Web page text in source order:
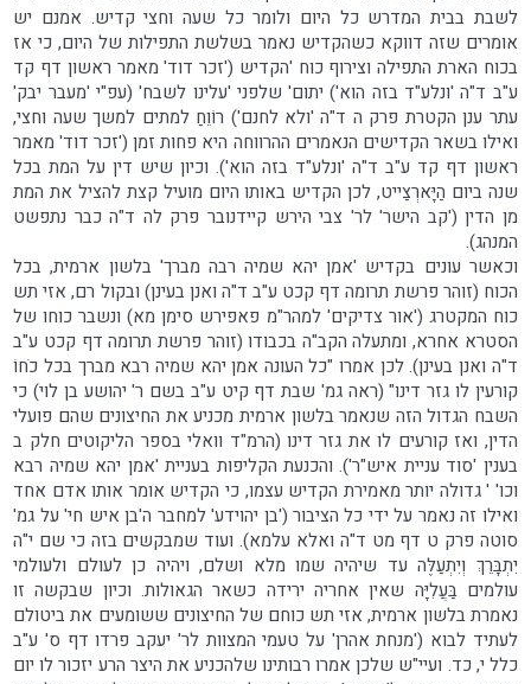
לשבת בבית המדרש כל היום ולומר כל שעה וחצי קדיש. אמנם יש
אומרים שזה דווקא כשהקדיש נאמר בשלשת התפילות של היום, כי אז
בכוח הארת התפילה וצירוף כוח 'הקדיש ('זכר דוד' מאמר ראשון דף קד
ע"ב ד"ה 'ונלע"ד בזה הוא') יתום' שלפני 'עלינו לשבח' (עפ"י 'מעבר יבק'
עתר ענן הקטרת פרק ה ד"ה 'ולא לחנם') רוֹוֵחַ למתים למשך שעה וחצי,
ואילו בשאר הקדישים הנאמרים ההרווחה היא פחות זמן ('זכר דוד' מאמר
ראשון דף קד ע"ב ד"ה 'ונלע"ד בזה הוא'). וכיון שיש דין על המת בכל
שנה ביום הַיָּארְצַייט, לכן הקדיש באותו היום מועיל קצת להציל את המת
מן הדין ('קב הישר' לר' צבי הירש קיידנובר פרק לה ד"ה כבר נתפשט
המנהג).
וכאשר עונים בקדיש 'אמן יהא שמיה רבה מברך' בלשון ארמית, בכל
הכוח (זוהר פרשת תרומה דף קכט ע"ב ד"ה ואנן בעינן) ובקול רם, אזי תש
כוח המקטרג ('אור צדיקים' למהר"מ פאפירש סימן מא) ונשבר כוחו של
הסטרא אחרא, ומתעלה הקב"ה בכבודו (זוהר פרשת תרומה דף קכט ע"ב
ד"ה ואנן בעינן). לכן אמרו "כל העונה אמן יהא שמיה רבא מברך בכל כֹחוֹ
קורעין לו גזר דינו" (ראה גמ' שבת דף קיט ע"ב בשם ר' יהושע בן לוי) כי
השבח הגדול הזה שנאמר בלשון ארמית מכניע את החיצונים שהם פועלי
הדין, ואז קורעים לו את גזר דינו (הרמ"ד וואלי בספר הליקוטים חלק ב
בענין 'סוד עניית איש"ר'). והכנעת הקליפות בעניית 'אמן יהא שמיה רבא
וכו' ' גדולה יותר מאמירת הקדיש עצמו, כי הקדיש אומר אותו אדם אחד
ואילו זה נאמר על ידי כל הציבור ('בן יהוידע' למחבר ה'בן איש חי' על גמ'
סוטה פרק ט דף מט ד"ה ואלא עלמא). ועוד שמבקשים בזה כי שם י"ה
יִתְבָּרֵךְ וְיִתְעַלֶּה עד שיהיה שמו מלא ושלם, ויהיה כן לעולם ולעולמי
עולמים בַּעֲלִיָּה שאין אחריה ירידה כשאר הגאולות. וכיון שבקשה זו
נאמרת בלשון ארמית, אזי תש כוחם של החיצונים ששומעים את ביטולם
לעתיד לבוא ('מנחת אהרן' על טעמי המצוות לר' יעקב פרדו דף ס' ע"ב
כלל י, כד. ועיי"ש שלכן אמרו רבותינו שלהכניע את היצר הרע יזכור לו יום